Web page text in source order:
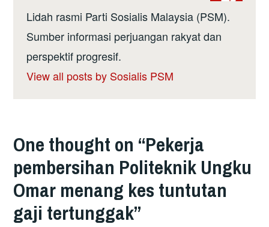
Lidah rasmi Parti Sosialis Malaysia (PSM).
Sumber informasi perjuangan rakyat dan
perspektif progresif.
View all posts by Sosialis PSM
One thought on “Pekerja
pembersihan Politeknik Ungku
Omar menang kes tuntutan
gaji tertunggak”